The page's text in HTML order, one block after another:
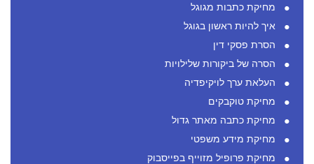
מחיקת כתבות מגוגל
איך להיות ראשון בגוגל
הסרת פסקי דין
הסרה של ביקורות שלילויות
העלאת ערך לויקיפדיה
מחיקת טוקבקים
מחיקת כתבה מאתר גדול
מחיקת מידע משפטי
מחיקת פרופיל מזוייף בפייסבוק